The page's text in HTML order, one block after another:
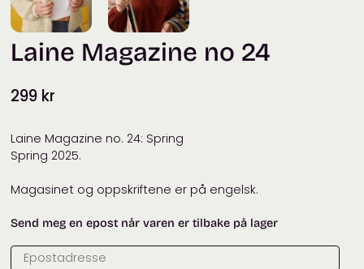
Laine Magazine no 24
299 kr
Laine Magazine no. 24: Spring
Spring 2025.
Magasinet og oppskriftene er på engelsk.
Send meg en epost når varen er tilbake på lager